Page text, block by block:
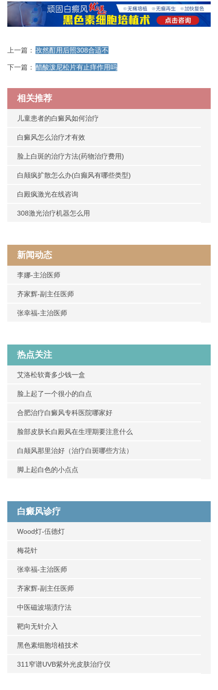
上一篇： 孜然酊用后照308合适不
下一篇： 醋酸泼尼松片有止痒作用吗
相关推荐
儿童患者的白癜风如何治疗
白癜风怎么治疗才有效
脸上白斑的治疗方法(药物治疗费用)
白颠疯扩散怎么办(白癫风有哪些类型)
白殿疯激光在线咨询
308激光治疗机器怎么用
新闻动态
李娜-主治医师
齐家辉-副主任医师
张幸福-主治医师
热点关注
艾洛松软膏多少钱一盒
脸上起了一个很小的白点
合肥治疗白癜风专科医院哪家好
脸部皮肤长白殿风在生理期要注意什么
白颠风那里治好（治疗白斑哪些方法）
脚上起白色的小点点
白癜风诊疗
Wood灯-伍德灯
梅花针
张幸福-主治医师
齐家辉-副主任医师
中医磁波塌渍疗法
靶向无针介入
黑色素细胞培植技术
311窄谱UVB紫外光皮肤治疗仪